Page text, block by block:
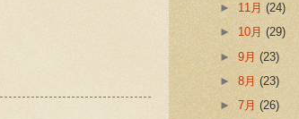
► 11月(24)
► 10月(29)
►9月(23)
►8月(23)
►7月(26)